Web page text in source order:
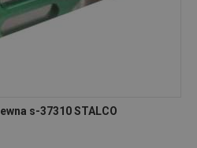
s-37310 STALCO